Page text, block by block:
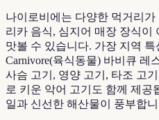
나이로비에는 다양한 먹거리
리카 음식, 심지어 매장 장식이
맛볼 수 있습니다. 가장 지역
Carnivore(육식동물) 바비큐 레
사슴 고기, 영양 고기, 타조 고
로 키운 악어 고기도 함께 제
일과 신선한 해산물이 풍부합